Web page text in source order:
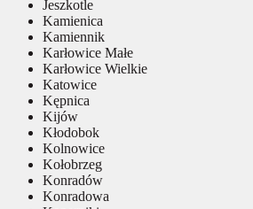
Jeszkotle
Kamienica
Kamiennik
Karłowice Małe
Karłowice Wielkie
Katowice
Kępnica
Kijów
Kłodobok
Kolnowice
Kołobrzeg
Konradów
Konradowa